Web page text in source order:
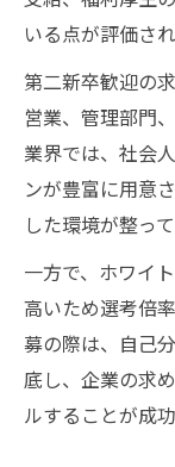
いる点が評価さ
第二新卒歓迎の
営業、管理部門
業界では、社会
ンが豊富に用意
した環境が整って
一方で、ホワイ
高いため選考倍
募の際は、自己
底し、企業の求
ルすることが成